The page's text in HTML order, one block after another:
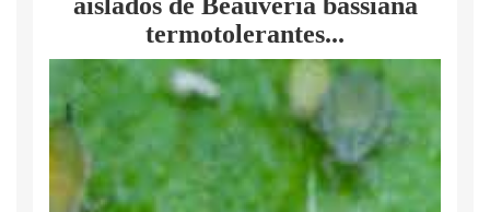
termotolerantes...